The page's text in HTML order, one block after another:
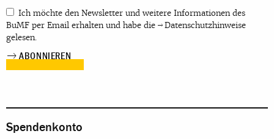
Ich möchte den Newsletter und weitere Informationen des
BuMF per Email erhalten und habe die
Datenschutzhinweise
gelesen.
Spendenkonto